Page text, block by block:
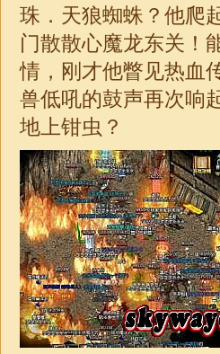
珠．天狼蜘蛛？他爬
门散散心魔龙东关！
情，刚才他瞥见热血
兽低吼的鼓声再次响
地上钳虫？